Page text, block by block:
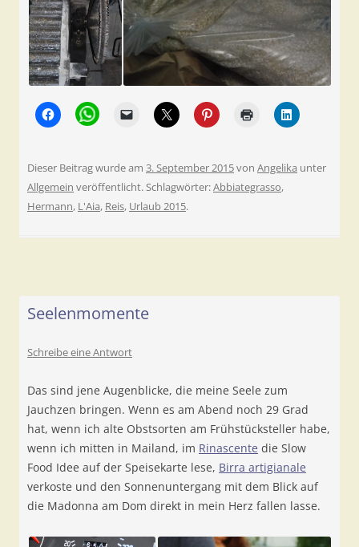
Dieser Beitrag wurde am 3. September 2015von Angelika unter
Allgemein veröffentlicht. Schlagwörter:Abbiategrasso,
Hermann, L'Aia, Reis, Urlaub 2015.
Seelenmomente
Schreibe eine Antwort
Das sind jene Augenblicke, die meine Seele zum
Jauchzen bringen. Wenn es am Abend noch 29 Grad
hat, wenn ich alte Obstsorten am Frühstücksteller habe,
wenn ich mitten in Mailand, im Rinascente die Slow
Food Idee auf der Speisekarte lese, Birra artigianale
verkoste und den Sonnenuntergang mit dem Blick auf
die Madonna am Dom direkt in mein Herz fallen lasse.